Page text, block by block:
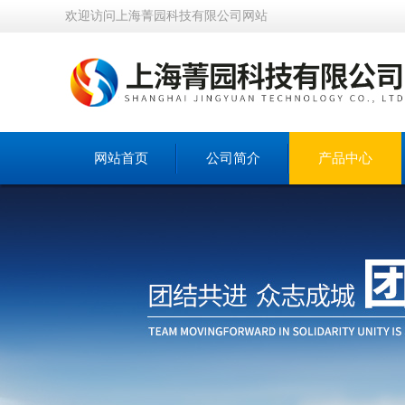
欢迎访问上海菁园科技有限公司网站
网站首页 公司简介 产品中心